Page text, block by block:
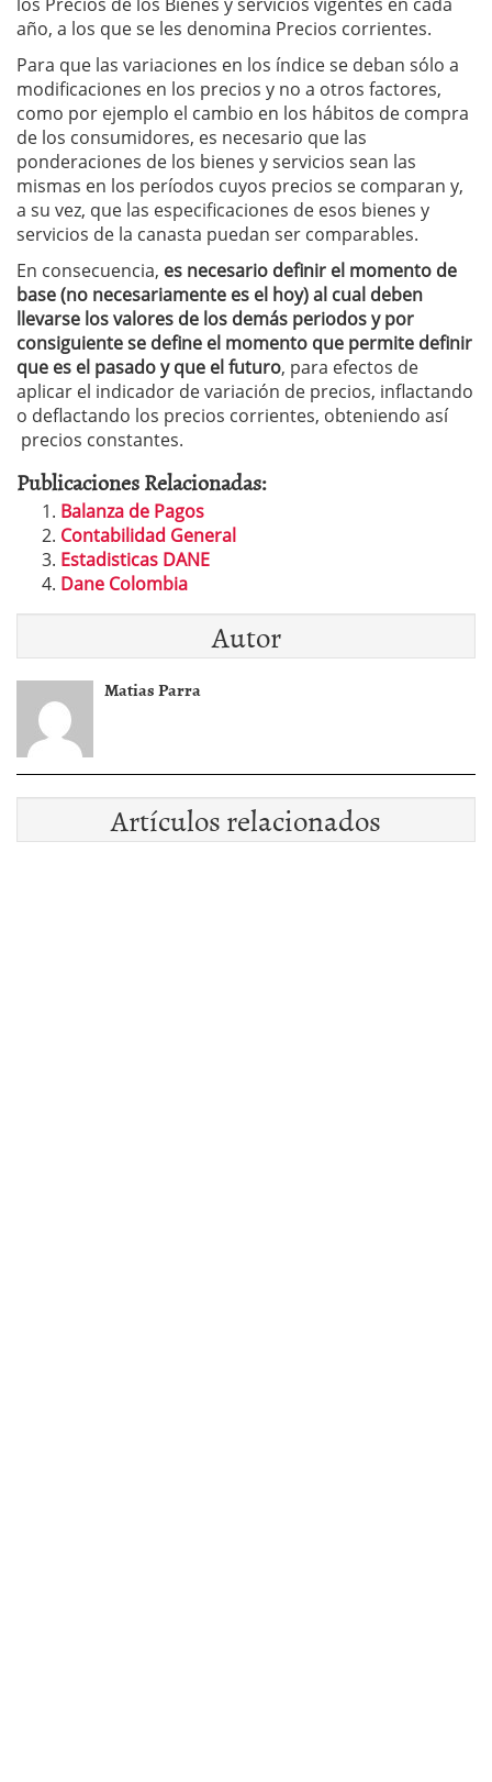
año, a los que se les denomina Precios corrientes.
Para que las variaciones en los índice se deban sólo a
modificaciones en los precios y no a otros factores,
como por ejemplo el cambio en los hábitos de compra
de los consumidores, es necesario que las
ponderaciones de los bienes y servicios sean las
mismas en los períodos cuyos precios se comparan y,
a su vez, que las especificaciones de esos bienes y
servicios de la canasta puedan ser comparables.
En consecuencia, es necesario definir el momento de
base (no necesariamente es el hoy) al cual deben
llevarse los valores de los demás periodos y por
consiguiente se define el momento que permite definir
que es el pasado y que el futuro, para efectos de
aplicar el indicador de variación de precios, inflactando
o deflactando los precios corrientes, obteniendo así
precios constantes.
Publicaciones Relacionadas:
Balanza de Pagos
Contabilidad General
Estadisticas DANE
Dane Colombia
Autor
Matias Parra
Artículos relacionados